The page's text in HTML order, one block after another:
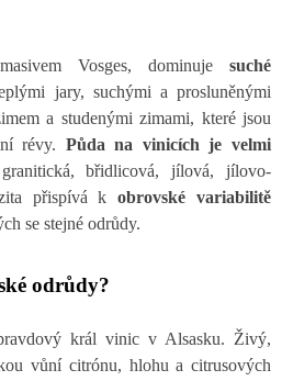
Vosges, dominuje suché
jary, suchými a prosluněnými
a studenými zimami, které jsou
révy. Půda na vinicích je velmi
břidlicová, jílová, jílovo-
přispívá kobrovské variabilitě
se stejné odrůdy.
odrůdy?
král vinic v Alsasku. Živý,
vůní citrónu, hlohu a citrusových